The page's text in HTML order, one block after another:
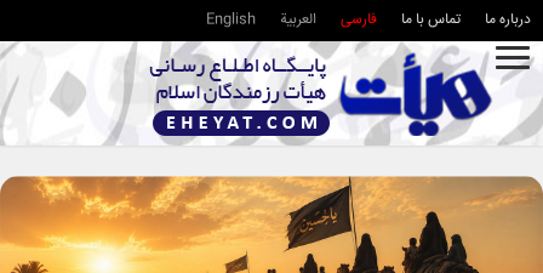
درباره ما تماس با ما فارسی العربية English